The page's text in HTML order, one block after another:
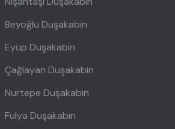
Beyoğlu Duşakabin
Eyüp Duşakabin
Çağlayan Duşakabin
Nurtepe Duşakabin
Fulya Duşakabin